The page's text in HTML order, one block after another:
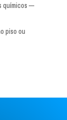
químicos —
piso ou